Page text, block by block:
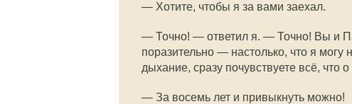
— Хотите, чтобы я за вами заехал.
— Точно! — ответил я. — Точно! Вы и
поразительно — настолько, что я
дыхание, сразу почувствуете всё, что
— За восемь лет и привыкнуть можно!